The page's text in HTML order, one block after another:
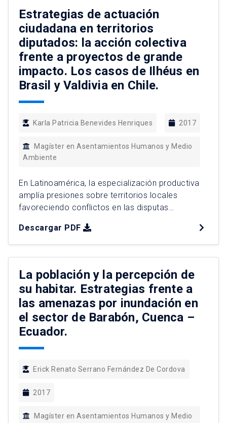
Estrategias de actuación
ciudadana en territorios
diputados: la acción colectiva
frente a proyectos de grande
impacto. Los casos de Ilhéus en
Brasil y Valdivia en Chile.
Karla Patricia Benevides Henriques 2017
Magíster en Asentamientos Humanos y Medio
Ambiente
En Latinoamérica, la especialización productiva
amplía presiones sobre territorios locales
favoreciendo conflictos en las disputas
proyectos, principalmente en el ámbito de los
licenciamientos ambientales. La misma
globalización que genera presiones sobre el
espacio local, entrega a través de sus efectos
imprevistos, espacios en los cuales la ciudadanía
logra incidir directamente […]
Descargar PDF
La población y la percepción de
su habitar. Estrategias frente a
las amenazas por inundación en
el sector de Barabón, Cuenca –
Ecuador.
Erick Renato Serrano Fernández De Cordova
2017
Magíster en Asentamientos Humanos y Medio